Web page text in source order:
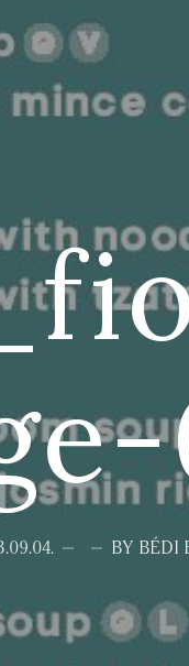
BY BÉDI